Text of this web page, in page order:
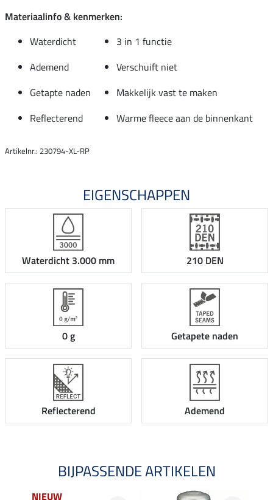
Materiaalinfo & kenmerken:
Waterdicht
3 in 1 functie
Ademend
Verschuift niet
Getapte naden
Makkelijk vast te maken
Reflecterend
Warme fleece aan de binnenkant
Artikelnr.: 230794-XL-RP
EIGENSCHAPPEN
Waterdicht 3.000 mm 210 DEN
0 g Getapete naden
Reflecterend Ademend
BIJPASSENDE ARTIKELEN
NIEUW